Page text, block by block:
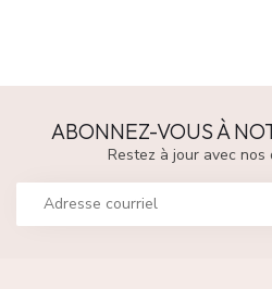
ABONNEZ-VOUS À
Restez à jour avec